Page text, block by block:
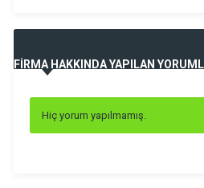
Hiç yorum yapılmamış.